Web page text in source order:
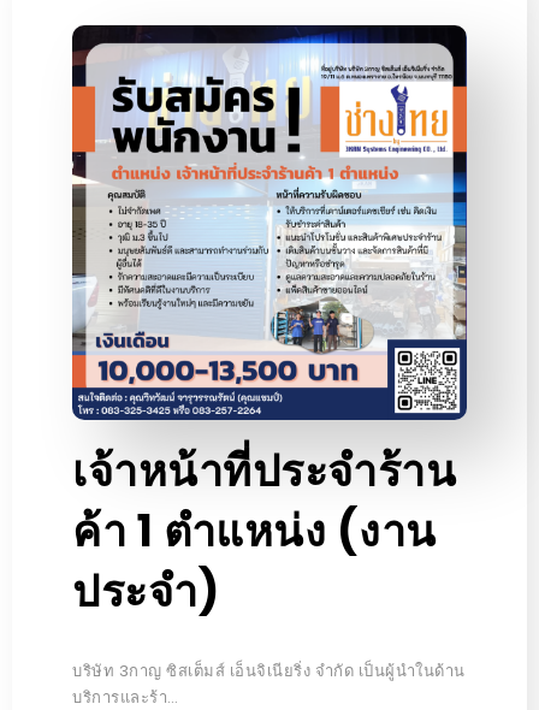
เจ้าหน้าที่ประจำร้าน
ค้า 1 ตำแหน่ง (งาน
ประจำ)
บริษัท 3กาญ ซิสเต็มส์ เอ็นจิเนียริ่ง จำกัด เป็นผู้นำในด้าน
บริการและร้า…